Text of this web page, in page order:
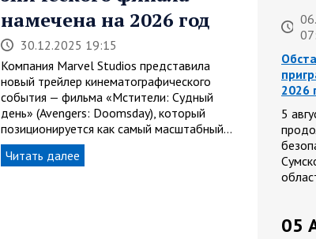
намечена на 2026 год
30.12.2025 19:15
Компания Marvel Studios представила
новый трейлер кинематографического
события — фильма «Мстители: Судный
день» (Avengers: Doomsday), который
позиционируется как самый масштабный…
Читать далее
2026
5
05